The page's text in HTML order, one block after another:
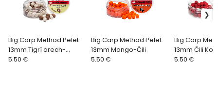
Big Carp Method Pelet
13mm Tigrí orech-
Kyselina maslová
5.50 €
Big Carp Method Pelet
13mm Mango-Čili
5.50 €
Big Carp
13mm Čili
5.50 €